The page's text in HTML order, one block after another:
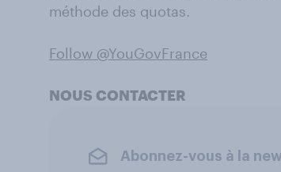
méthode des quotas.
Follow @YouGovFrance
NOUS CONTACTER
Abonnez-vous à la